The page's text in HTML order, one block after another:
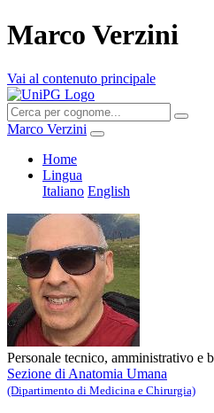
Marco Verzini
Vai al contenuto principale
Marco Verzini
Home
Lingua
Italiano English
Personale tecnico, amministrativo e
Sezione di Anatomia Umana
(Dipartimento di Medicina e Chirurgia)